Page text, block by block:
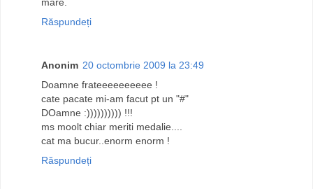
Răspundeți
Anonim 20 octombrie 2009 la 23:49
Doamne frateeeeeeeeee !
cate pacate mi-am facut pt un "#"
DOamne :)))))))))) !!!
ms moolt chiar meriti medalie....
cat ma bucur..enorm enorm !
Răspundeți